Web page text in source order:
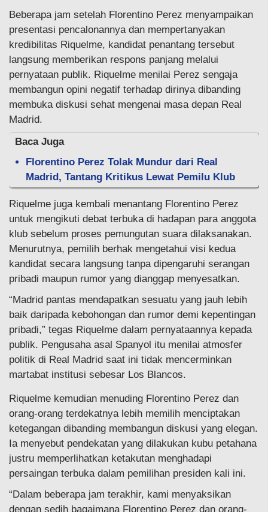
Beberapa jam setelah Florentino Perez menyampaikan
presentasi pencalonannya dan mempertanyakan
kredibilitas Riquelme, kandidat penantang tersebut
langsung memberikan respons panjang melalui
pernyataan publik. Riquelme menilai Perez sengaja
membangun opini negatif terhadap dirinya dibanding
membuka diskusi sehat mengenai masa depan Real
Madrid.
Baca Juga
Florentino Perez Tolak Mundur dari Real
Madrid, Tantang Kritikus Lewat Pemilu Klub
Riquelme juga kembali menantang Florentino Perez
untuk mengikuti debat terbuka di hadapan para anggota
klub sebelum proses pemungutan suara dilaksanakan.
Menurutnya, pemilih berhak mengetahui visi kedua
kandidat secara langsung tanpa dipengaruhi serangan
pribadi maupun rumor yang dianggap menyesatkan.
“Madrid pantas mendapatkan sesuatu yang jauh lebih
baik daripada kebohongan dan rumor demi kepentingan
pribadi,” tegas Riquelme dalam pernyataannya kepada
publik. Pengusaha asal Spanyol itu menilai atmosfer
politik di Real Madrid saat ini tidak mencerminkan
martabat institusi sebesar Los Blancos.
Riquelme kemudian menuding Florentino Perez dan
orang-orang terdekatnya lebih memilih menciptakan
ketegangan dibanding membangun diskusi yang elegan.
Ia menyebut pendekatan yang dilakukan kubu petahana
justru memperlihatkan ketakutan menghadapi
persaingan terbuka dalam pemilihan presiden kali ini.
“Dalam beberapa jam terakhir, kami menyaksikan
dengan sedih bagaimana Florentino Perez dan orang-